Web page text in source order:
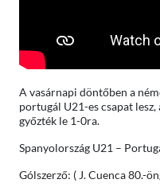
A vasárnapi döntőben a
portugál U21-es csapat
győzték le 1-0ra.
Spanyolország U21 –
Gólszerző: ( J. Cuenca 80.-